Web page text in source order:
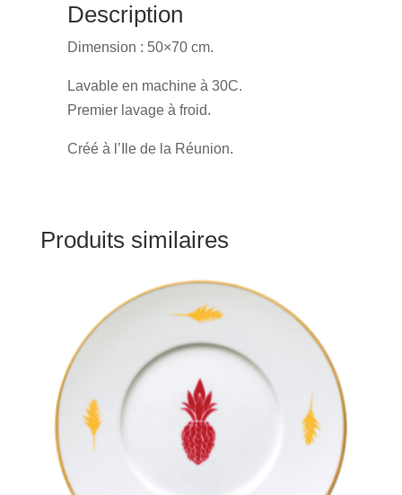
Description
Dimension : 50×70 cm.
Lavable en machine à 30C.
Premier lavage à froid.
Créé à l’Ile de la Réunion.
Produits similaires